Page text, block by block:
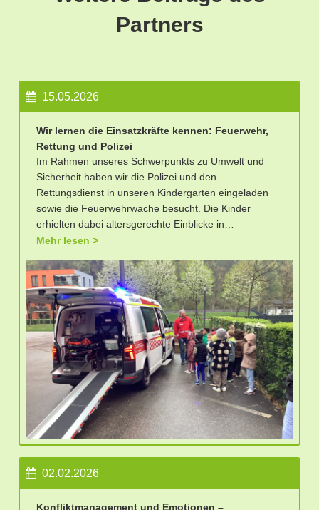
Partners
15.05.2026
Wir lernen die Einsatzkräfte kennen: Feuerwehr,
Rettung und Polizei
Im Rahmen unseres Schwerpunkts zu Umwelt und
Sicherheit haben wir die Polizei und den
Rettungsdienst in unseren Kindergarten eingeladen
sowie die Feuerwehrwache besucht. Die Kinder
erhielten dabei altersgerechte Einblicke in…
Mehr lesen
02.02.2026
Konfliktmanagement und Emotionen –